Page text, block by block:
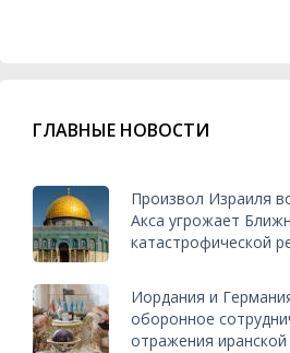
ГЛАВНЫЕ НОВОСТИ
Произвол Израиля
Акса угрожает
катастрофической
Иордания и
оборонное
отражения иранской